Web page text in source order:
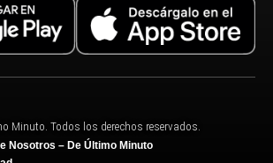
Minuto. Todos los derechos reservados.
Nosotros – De Último Minuto